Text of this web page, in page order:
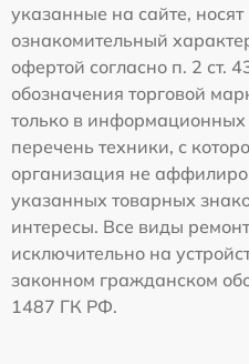
указанные на сайте,
ознакомительный
офертой согласно п. 2 ст.
обозначения торговой
только в
перечень техники, с
организация не
указанных товарных
интересы. Все виды
исключительно на
законном гражданском
1487 ГК РФ.